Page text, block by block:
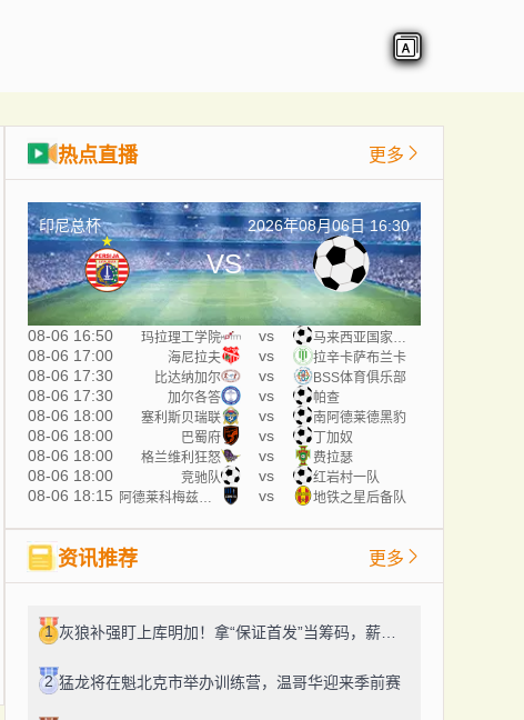
热点直播 更多
印尼总杯 2026年08月06日 16:30
VS
08-06 16:50 玛拉理工学院 vs
08-06 17:00 海尼拉夫 vs 拉辛卡萨布兰卡
08-06 17:30 比达纳加尔 vs BSS体育俱乐部
08-06 17:30 加尔各答 vs 帕查
08-06 18:00 塞利斯贝瑞联 vs 南阿德莱德黑豹
08-06 18:00 巴蜀府 vs 丁加奴
08-06 18:00 格兰维利狂怒 vs 费拉瑟
08-06 18:00 竞驰队 vs 红岩村一队
08-06 18:15 vs 地铁之星后备队
资讯推荐 更多
1
2 猛龙将在魁北克市举办训练营，温哥华迎来季前赛